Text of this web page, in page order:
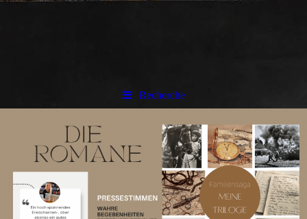
Recherche